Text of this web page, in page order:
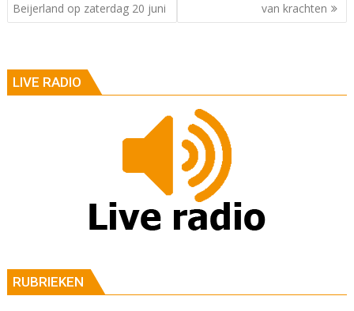
Beijerland op zaterdag 20 juni
van krachten
LIVE RADIO
RUBRIEKEN